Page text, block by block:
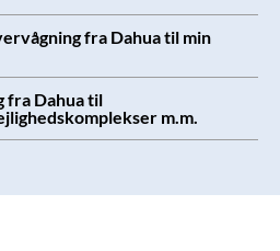
fra Dahua til min
fra Dahua til
m.m.